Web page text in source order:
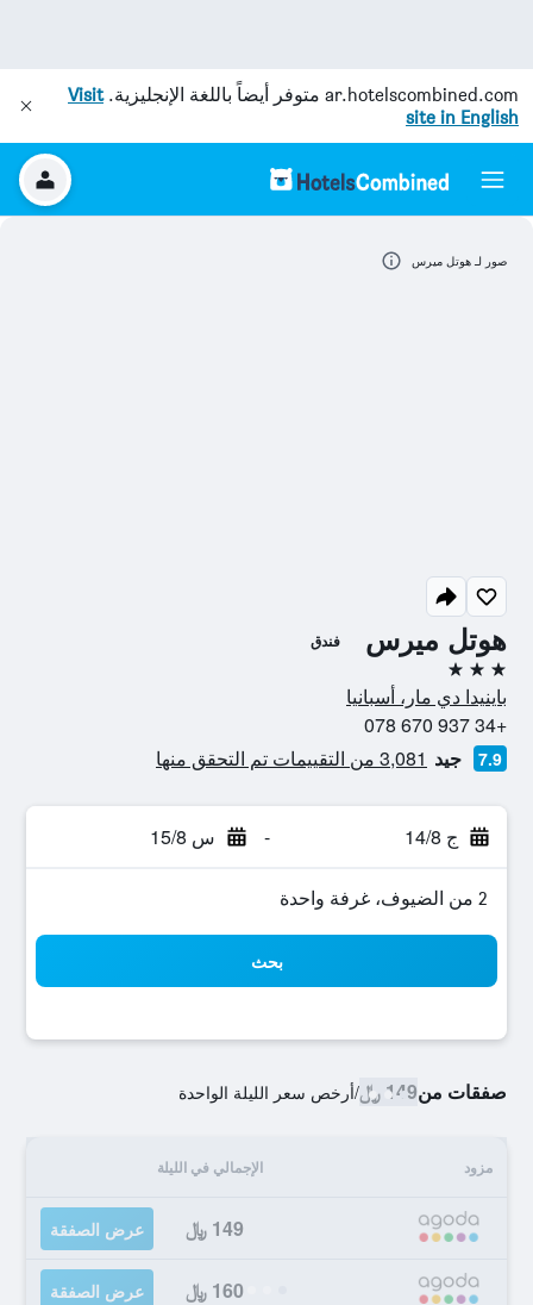
ar.hotelscombined.com متوفر أيضاً باللغة الإنجليزية.Visit
site in English
هوتل ميرس فندق
3 نجوم
باينيدا دي مار، أسبانيا
+34 937 670 078
7.9 جيد 3,081 من التقييمات تم التحقق منها
ج 14/8 - س 15/8
2 من الضيوف، غرفة واحدة
بحث
صفقات من149 ﷼ /أرخص سعر الليلة الواحدة
مزود الإجمالي في الليلة
149 ﷼ عرض الصفقة
160 ﷼ عرض الصفقة
صور لـ هوتل ميرس